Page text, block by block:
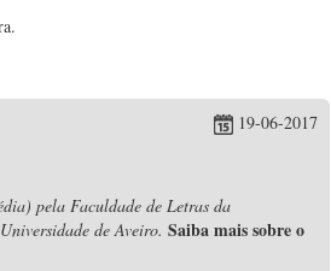
19-06-2017
pela Faculdade de Letras da
de Aveiro. Saiba mais sobre o